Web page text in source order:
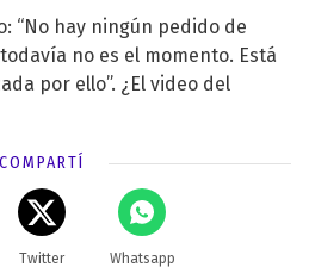
“No hay ningún pedido de
no es el momento. Está
por ello”. ¿El video del
COMPARTÍ
Twitter Whatsapp